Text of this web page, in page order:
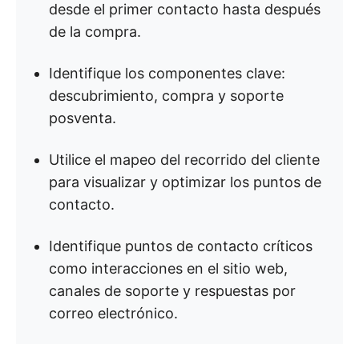
desde el primer contacto hasta después
de la compra.
Identifique los componentes clave:
descubrimiento, compra y soporte
posventa.
Utilice el mapeo del recorrido del cliente
para visualizar y optimizar los puntos de
contacto.
Identifique puntos de contacto críticos
como interacciones en el sitio web,
canales de soporte y respuestas por
correo electrónico.